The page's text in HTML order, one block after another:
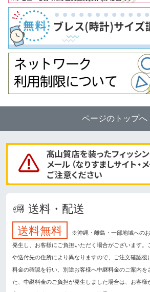
ページのトップへ
送料・配送
送料無料
※沖縄・離島・一部地域への
発生し、お客様にご負担いただく場合がございます。
や送付先の住所により異なりますので、ご注文確認後
料金の確認を行い、別途お客様へ中継料金のご案内を
た、中継料金のご負担が発生しました場合は、お客様